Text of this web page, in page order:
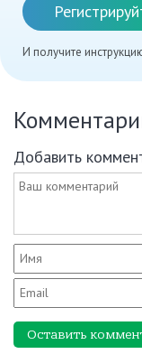
И получите
Добавить
Оставить